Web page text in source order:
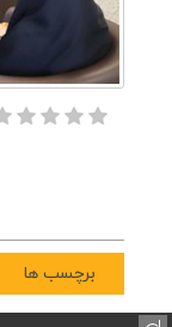
برچسب ها